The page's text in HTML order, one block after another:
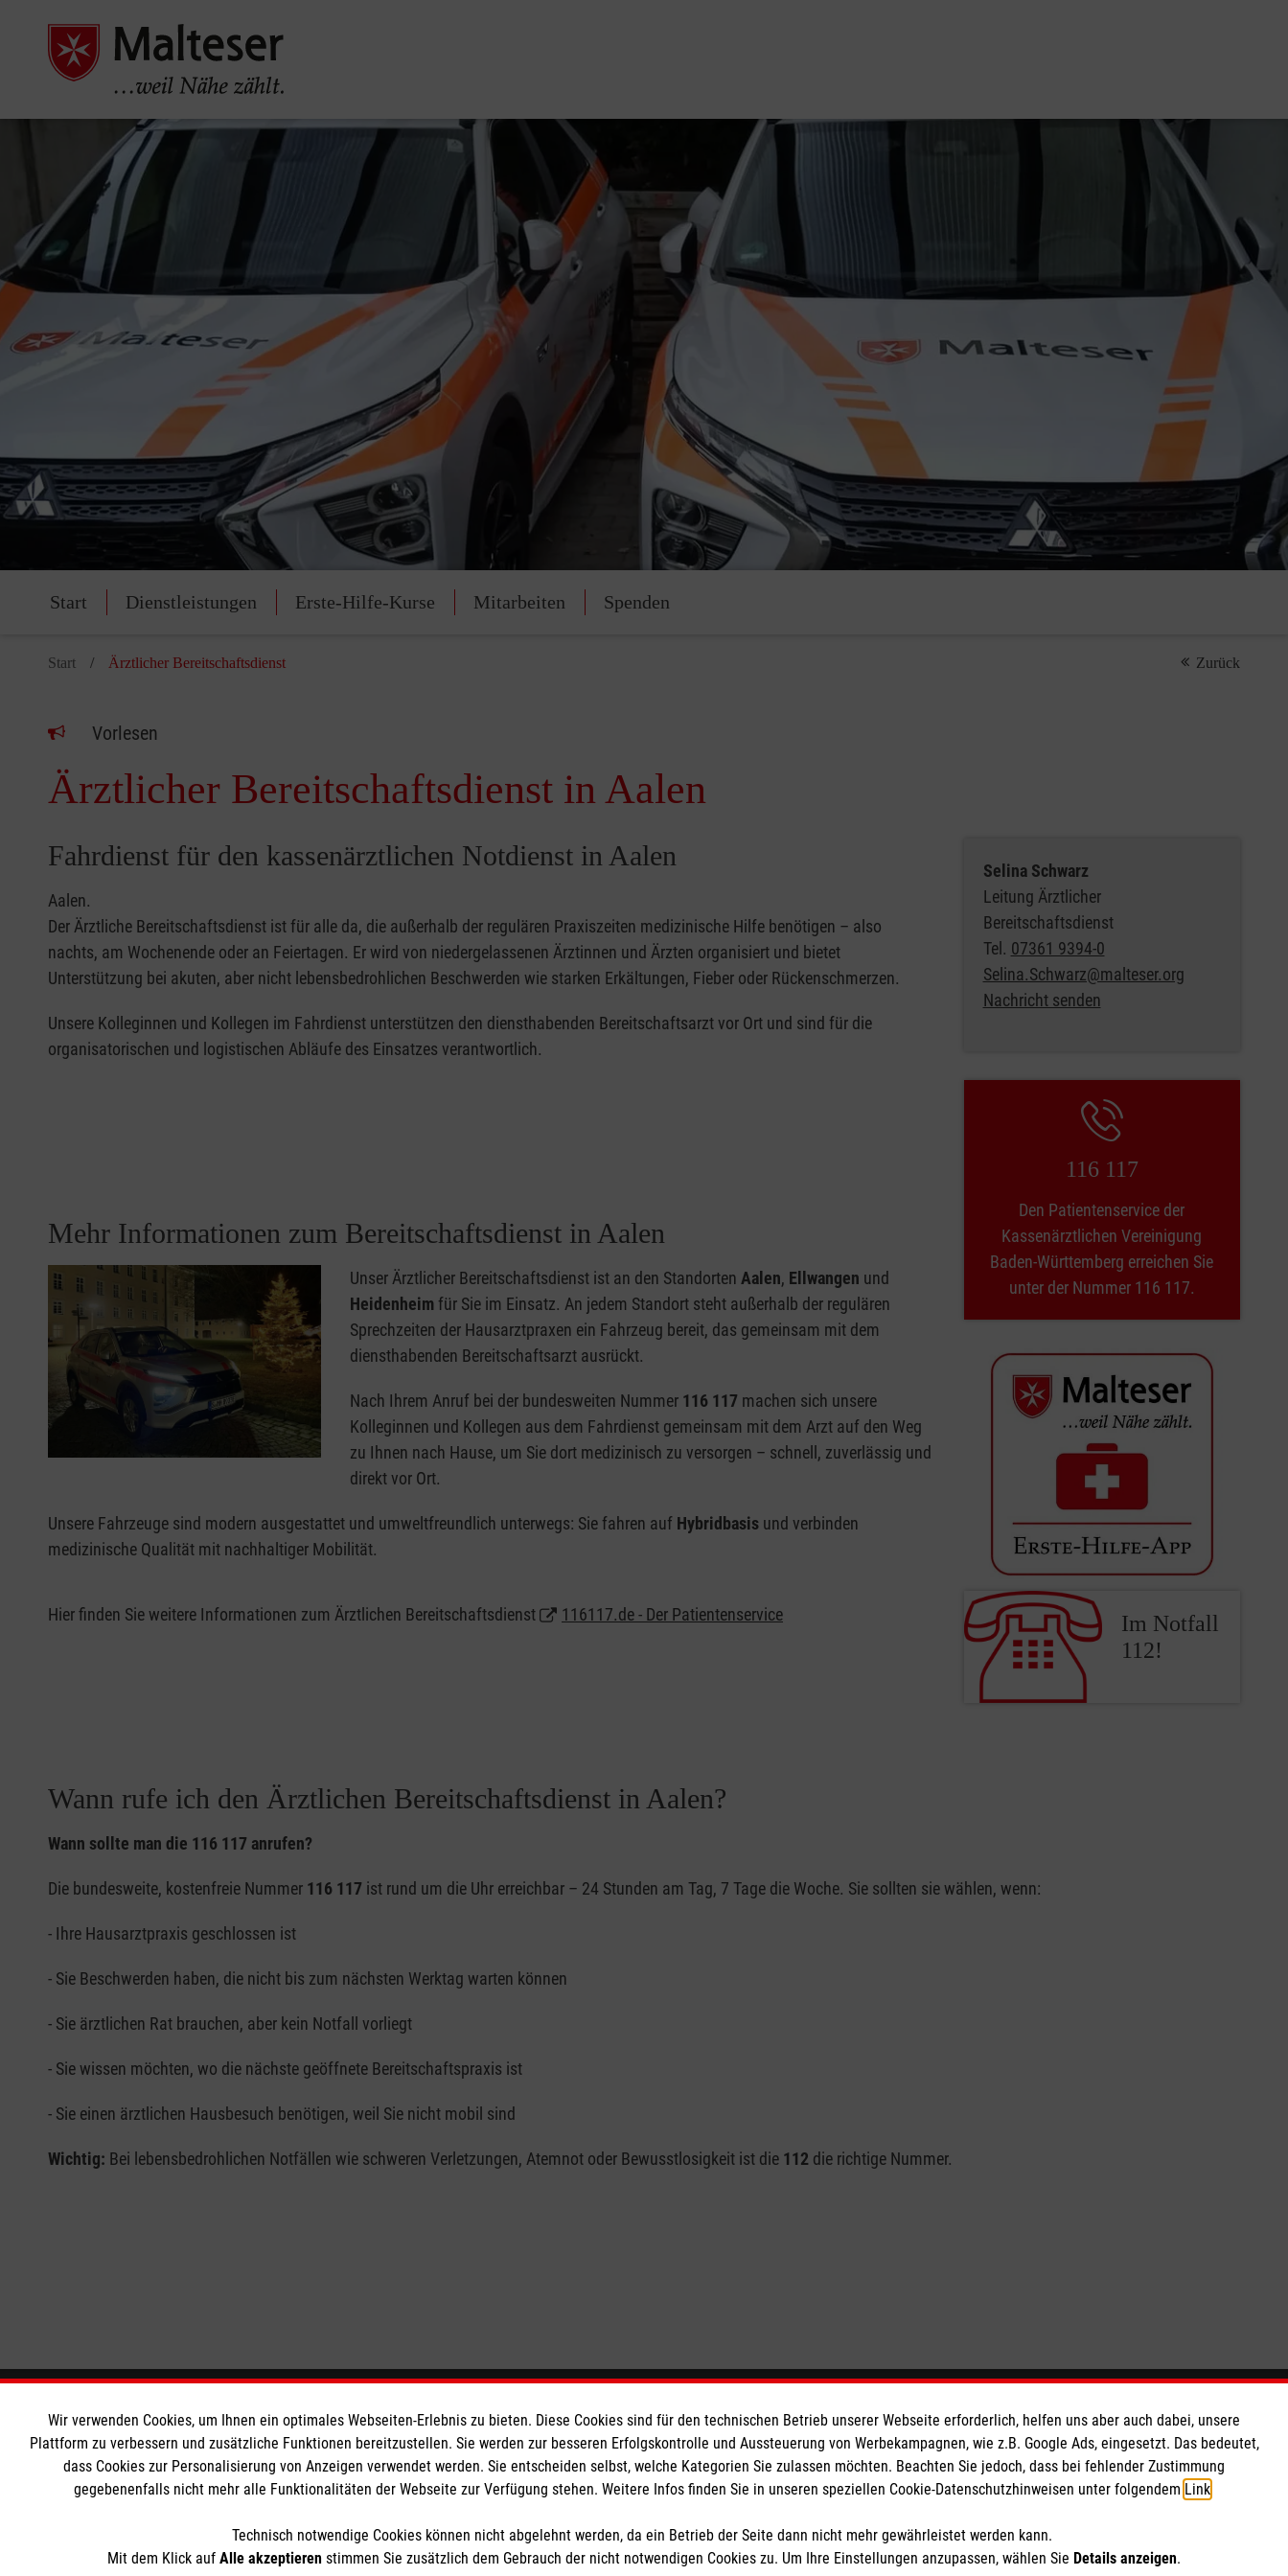
Start Dienstleistungen Erste-Hilfe-Kurse Mitarbeiten Spenden
Start Ärztlicher Bereitschaftsdienst Zurück
Vorlesen
Ärztlicher Bereitschaftsdienst in Aalen
Fahrdienst für den kassenärztlichen Notdienst in Aalen
Aalen.
Der Ärztliche Bereitschaftsdienst ist für alle da, die außerhalb der regulären Praxiszeiten medizinische Hilfe benötigen – also
nachts, am Wochenende oder an Feiertagen. Er wird von niedergelassenen Ärztinnen und Ärzten organisiert und bietet
Unterstützung bei akuten, aber nicht lebensbedrohlichen Beschwerden wie starken Erkältungen, Fieber oder Rückenschmerzen.
Unsere Kolleginnen und Kollegen im Fahrdienst unterstützen den diensthabenden Bereitschaftsarzt vor Ort und sind für die
organisatorischen und logistischen Abläufe des Einsatzes verantwortlich.
Mehr Informationen zum Bereitschaftsdienst in Aalen
Unser Ärztlicher Bereitschaftsdienst ist an den Standorten Aalen, Ellwangen und
Heidenheim für Sie im Einsatz. An jedem Standort steht außerhalb der regulären
Sprechzeiten der Hausarztpraxen ein Fahrzeug bereit, das gemeinsam mit dem
diensthabenden Bereitschaftsarzt ausrückt.
Nach Ihrem Anruf bei der bundesweiten Nummer 116 117 machen sich unsere
Kolleginnen und Kollegen aus dem Fahrdienst gemeinsam mit dem Arzt auf den Weg
zu Ihnen nach Hause, um Sie dort medizinisch zu versorgen – schnell, zuverlässig und
direkt vor Ort.
Unsere Fahrzeuge sind modern ausgestattet und umweltfreundlich unterwegs: Sie fahren auf Hybridbasis und verbinden
medizinische Qualität mit nachhaltiger Mobilität.
Hier finden Sie weitere Informationen zum Ärztlichen Bereitschaftsdienst 116117.de - Der Patientenservice
Selina Schwarz
Leitung Ärztlicher
Bereitschaftsdienst
Tel. 07361 9394-0
Selina.Schwarz@malteser.org
Nachricht senden
116 117
Den Patientenservice der
Kassenärztlichen Vereinigung
Baden-Württemberg erreichen Sie
unter der Nummer 116 117.
Im Notfall
112!
Wann rufe ich den Ärztlichen Bereitschaftsdienst in Aalen?
Wann sollte man die 116 117 anrufen?
Die bundesweite, kostenfreie Nummer 116 117 ist rund um die Uhr erreichbar – 24 Stunden am Tag, 7 Tage die Woche. Sie sollten sie wählen, wenn:
- Ihre Hausarztpraxis geschlossen ist
- Sie Beschwerden haben, die nicht bis zum nächsten Werktag warten können
- Sie ärztlichen Rat brauchen, aber kein Notfall vorliegt
- Sie wissen möchten, wo die nächste geöffnete Bereitschaftspraxis ist
- Sie einen ärztlichen Hausbesuch benötigen, weil Sie nicht mobil sind
Wichtig: Bei lebensbedrohlichen Notfällen wie schweren Verletzungen, Atemnot oder Bewusstlosigkeit ist die 112 die richtige Nummer.
Informationen
Impressum
Datenschutz
Die Malteser
Malteser in Deutschland
Malteserorden
So finden Sie uns
Gerokstraße 2
73431 Aalen
malteser.aalen@malteser.org
Wir verwenden Cookies, um Ihnen ein optimales Webseiten-Erlebnis zu bieten. Diese Cookies sind für den technischen Betrieb unserer Webseite erforderlich, helfen uns aber auch dabei, unsere
Plattform zu verbessern und zusätzliche Funktionen bereitzustellen. Sie werden zur besseren Erfolgskontrolle und Aussteuerung von Werbekampagnen, wie z.B. Google Ads, eingesetzt. Das bedeutet,
dass Cookies zur Personalisierung von Anzeigen verwendet werden. Sie entscheiden selbst, welche Kategorien Sie zulassen möchten. Beachten Sie jedoch, dass bei fehlender Zustimmung
gegebenenfalls nicht mehr alle Funktionalitäten der Webseite zur Verfügung stehen. Weitere Infos finden Sie in unseren speziellen Cookie-Datenschutzhinweisen unter folgendem Link
Technisch notwendige Cookies können nicht abgelehnt werden, da ein Betrieb der Seite dann nicht mehr gewährleistet werden kann.
Mit dem Klick auf Alle akzeptieren stimmen Sie zusätzlich dem Gebrauch der nicht notwendigen Cookies zu. Um Ihre Einstellungen anzupassen, wählen Sie Details anzeigen.